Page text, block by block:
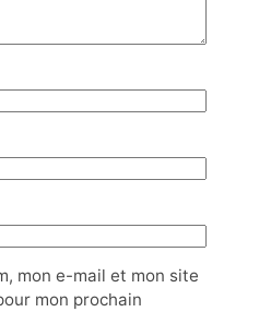
mon e-mail et mon site
mon prochain